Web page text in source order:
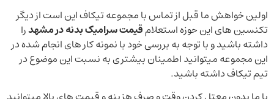
اولین خواهش ما قبل از تماس با مجموعه تیکاف این است از دیگر
تکنسین های این حوزه استعلامقیمت سرامیک بدنه در مشهدرا
داشته باشید و با توجه به بررسی خود با نمونه کار های انجام شده در
این مجموعه میتوانید اطمینان بیشتری به نسبت این موضوع در
تیم تیکاف داشته باشید.